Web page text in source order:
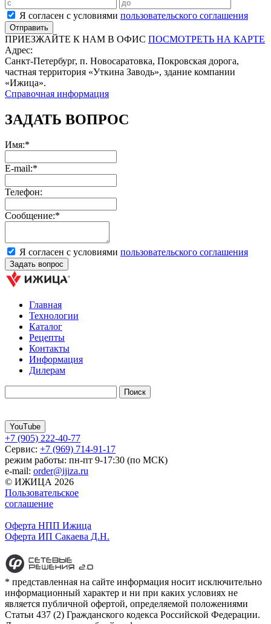
Я согласен с условиями пользовательского соглашения
ПРИЕЗЖАЙТЕ К НАМ В ОФИС ПОСМОТРЕТЬ НА КАРТЕ
Адрес:
Санкт-Петербург, п. Новосаратовка, Покровская дорога,
частная территория «Уткина Заводь», здание компании
«Ижица».
Справочная информация
ЗАДАТЬ ВОПРОС
Имя:*
E-mail:*
Телефон:
Сообщение:*
Я согласен с условиями пользовательского соглашения
Главная
Технологии
Каталог
Рецепты
Контакты
Информация
Дилерам
YouTube
+7 (905) 222-40-77
Сервис: +7 (969) 714-91-17
режим работы: пн-пт 9-17:30 (по МСК)
e-mail: order@ijiza.ru
© ИЖИЦА 2026
Пользовательское
соглашение
Оферта НПП Ижица
Оферта ИП Сакаева Д.Н.
* представленная на сайте информация носит исключительно
информационный характер и ни при каких условиях не
является публичной офертой, определяемой положениями
Статьи 437 (2) Гражданского кодекса Российской Федерации.